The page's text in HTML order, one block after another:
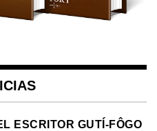
ESCRITOR GUTÍ-FÔGO